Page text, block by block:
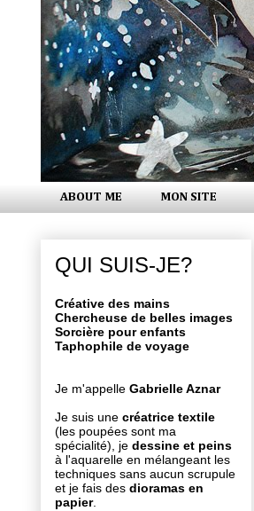
ABOUT ME MON SITE
QUI SUIS-JE?
Créative des mains
Chercheuse de belles images
Sorcière pour enfants
Taphophile de voyage
Je m'appelle Gabrielle Aznar
Je suis une créatrice textile
(les poupées sont ma
spécialité), je dessine et peins
à l'aquarelle en mélangeant les
techniques sans aucun scrupule
et je fais des dioramas en
papier.